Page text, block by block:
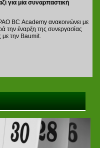
για μία συναρπαστική
BC Academy ανακοινώνει με
την έναρξη της συνεργασίας
με την Baumit.